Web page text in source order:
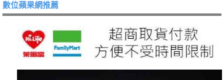
數位蘋果網推薦